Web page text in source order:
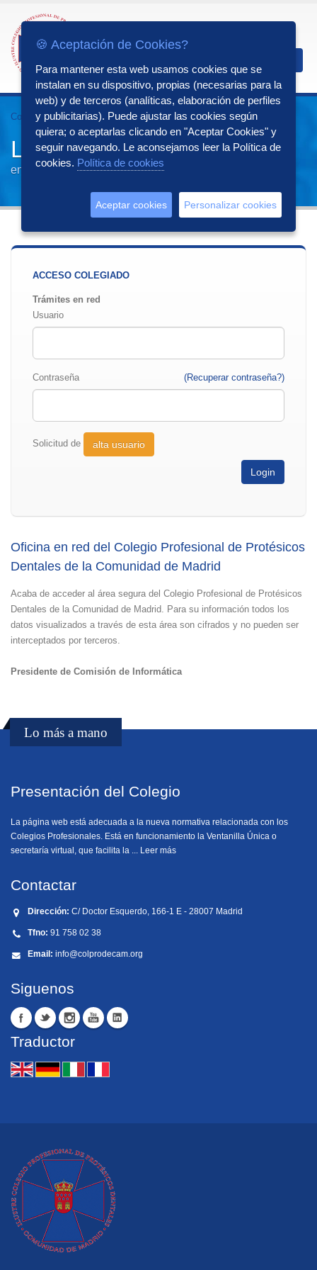
Colprodecam profesionales oficina en red Login
Login
entrada a ventanilla única
ACCESO COLEGIADO
Trámites en red
Usuario
(Recuperar contraseña?)
Contraseña
Solicitud de alta usuario
Oficina en red del Colegio Profesional de Protésicos
Dentales de la Comunidad de Madrid
Acaba de acceder al área segura del Colegio Profesional de Protésicos
Dentales de la Comunidad de Madrid. Para su información todos los
datos visualizados a través de esta área son cifrados y no pueden ser
interceptados por terceros.
Presidente de Comisión de Informática
Lo más a mano
Presentación del Colegio
La página web está adecuada a la nueva normativa relacionada con los
Colegios Profesionales. Está en funcionamiento la Ventanilla Única o
secretaría virtual , que facilita la ... Leer más
Contactar
Dirección: C/ Doctor Esquerdo, 166-1 E - 28007 Madrid
Tfno: 91 758 02 38
Email: info@colprodecam.org
Siguenos
Traductor
🍪 Aceptación de Cookies?
Para mantener esta web usamos cookies que se
instalan en su dispositivo, propias (necesarias para la
web) y de terceros (analíticas, elaboración de perfiles
y publicitarias). Puede ajustar las cookies según
quiera; o aceptarlas clicando en "Aceptar Cookies" y
seguir navegando. Le aconsejamos leer la Política de
cookies. Política de cookies
Aceptar cookies Personalizar cookies